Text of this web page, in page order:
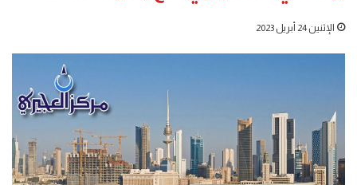
الإثنين 24 أبريل 2023